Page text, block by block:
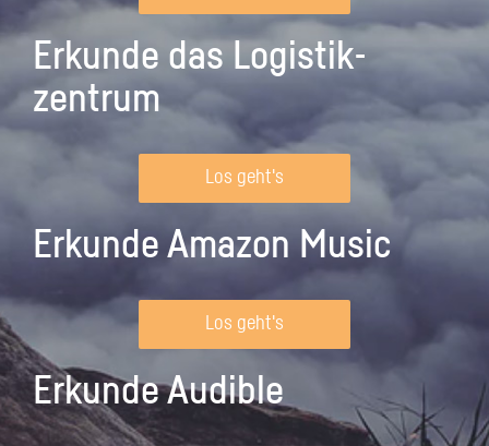
Erkunde das Logistik­
zentrum
Los geht's
Erkunde Amazon Music
Los geht's
Erkunde Audible